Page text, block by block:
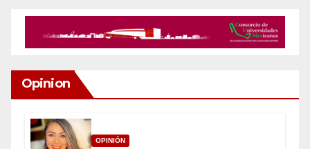
Opinion
OPINIÓN